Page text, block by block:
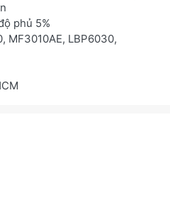
phủ 5%
MF3010AE, LBP6030,